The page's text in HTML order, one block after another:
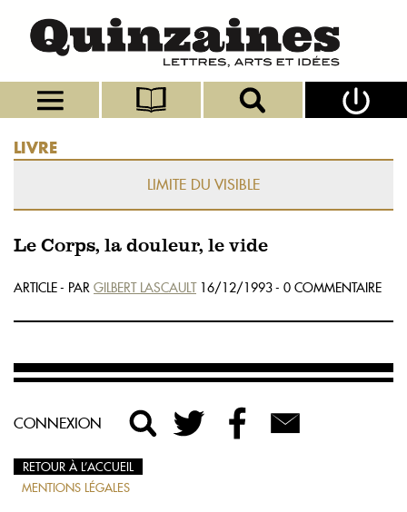
LIVRE
LIMITE DU VISIBLE
Le Corps, la douleur, le vide
ARTICLE - PAR GILBERT LASCAULT16/12/1993 - 0 COMMENTAIRE
CONNEXION
RETOUR À L’ACCUEIL
MENTIONS LÉGALES